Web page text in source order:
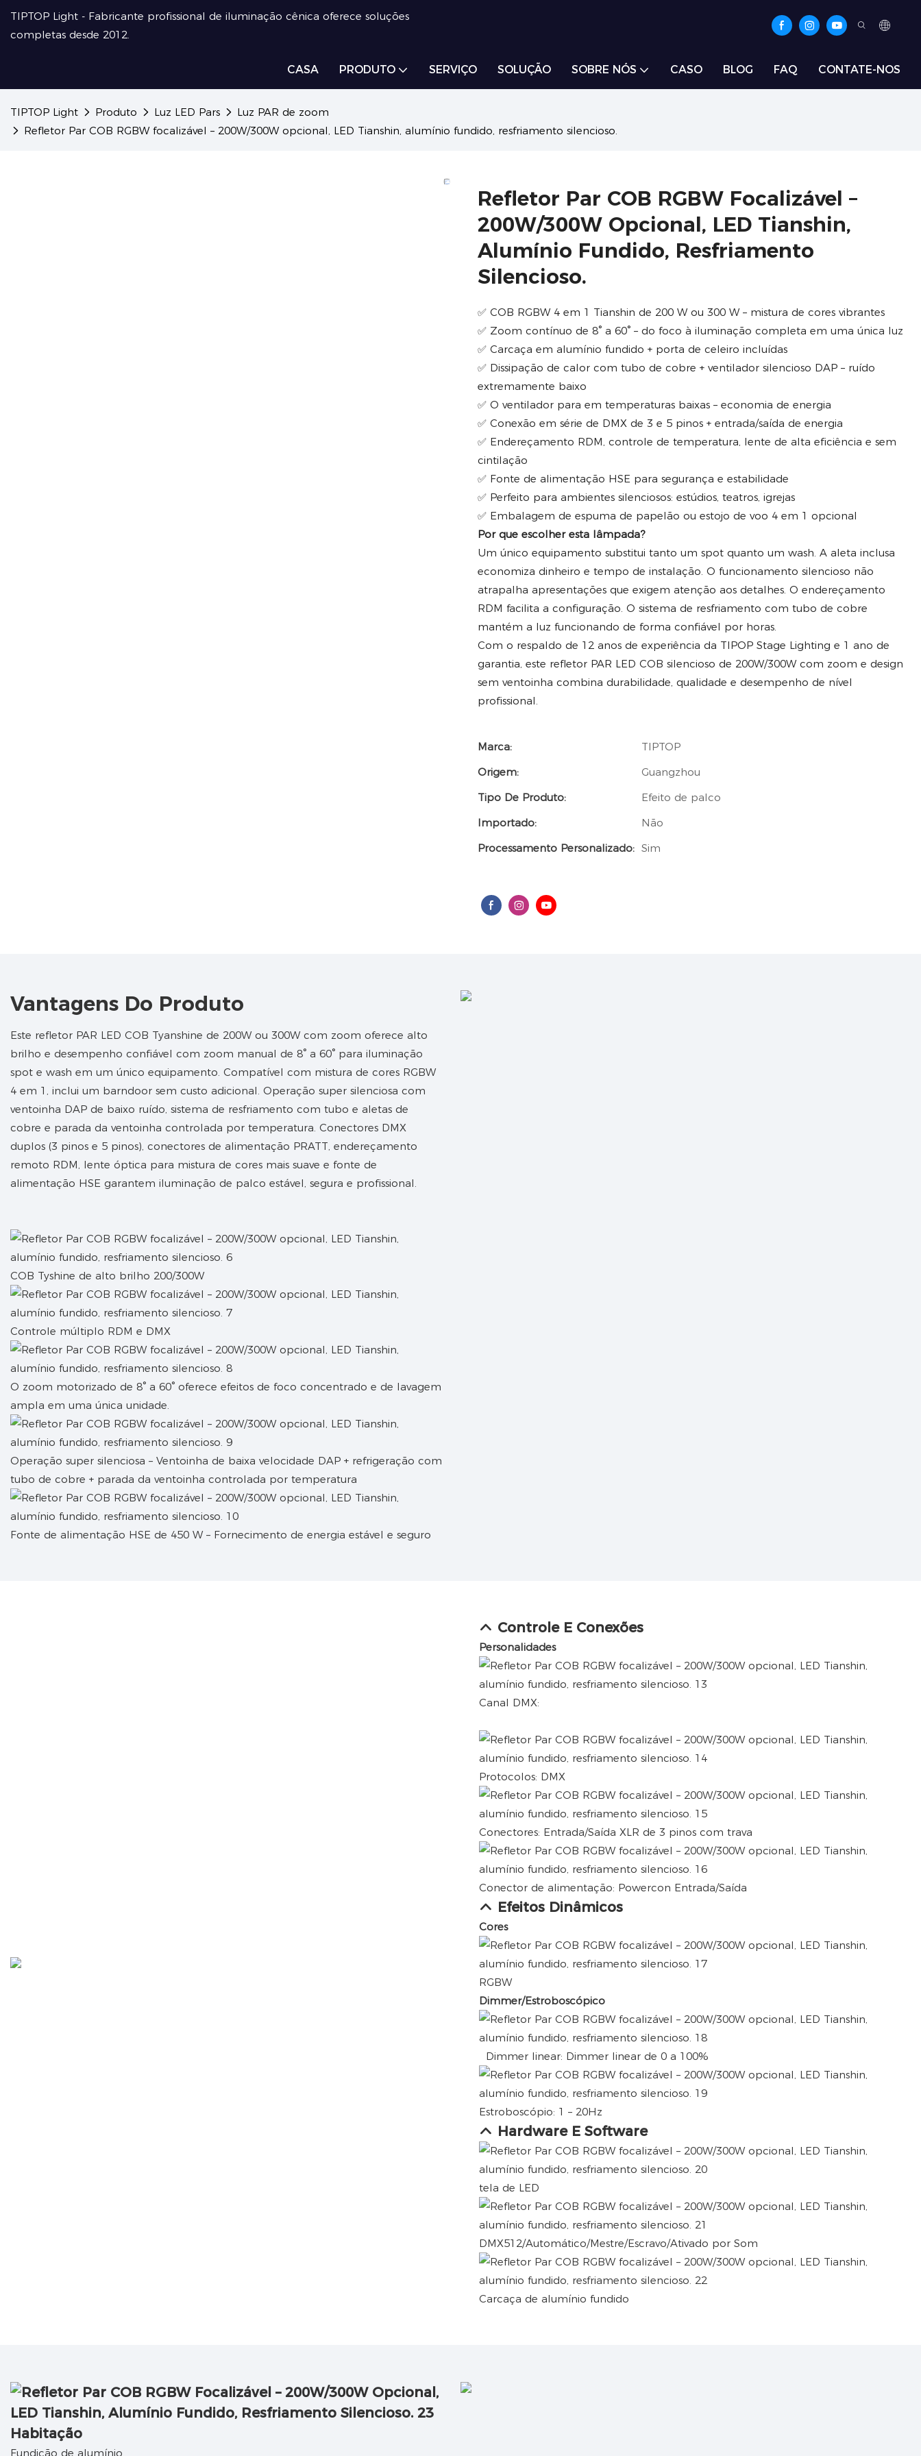
TIPTOP Light - Fabricante profissional de iluminação cênica oferece soluções
completas desde 2012.
CASA PRODUTO SERVIÇO SOLUÇÃO SOBRE NÓS CASO BLOG FAQ CONTATE-NOS
TIPTOP Light Produto Luz LED Pars
Luz PAR de zoom
Refletor Par COB RGBW focalizável – 200W/300W opcional, LED Tianshin, alumínio fundido, resfriamento silencioso.
Refletor Par COB RGBW Focalizável –
200W/300W Opcional, LED Tianshin,
Alumínio Fundido, Resfriamento
Silencioso.
✅ COB RGBW 4 em 1 Tianshin de 200 W ou 300 W – mistura de cores vibrantes
✅ Zoom contínuo de 8° a 60° – do foco à iluminação completa em uma única luz
✅ Carcaça em alumínio fundido + porta de celeiro incluídas
✅ Dissipação de calor com tubo de cobre + ventilador silencioso DAP – ruído
extremamente baixo
✅ O ventilador para em temperaturas baixas – economia de energia
✅ Conexão em série de DMX de 3 e 5 pinos + entrada/saída de energia
✅ Endereçamento RDM, controle de temperatura, lente de alta eficiência e sem
cintilação
✅ Fonte de alimentação HSE para segurança e estabilidade
✅ Perfeito para ambientes silenciosos: estúdios, teatros, igrejas
✅ Embalagem de espuma de papelão ou estojo de voo 4 em 1 opcional
Por que escolher esta lâmpada?
Um único equipamento substitui tanto um spot quanto um wash. A aleta inclusa
economiza dinheiro e tempo de instalação. O funcionamento silencioso não
atrapalha apresentações que exigem atenção aos detalhes. O endereçamento
RDM facilita a configuração. O sistema de resfriamento com tubo de cobre
mantém a luz funcionando de forma confiável por horas.
Com o respaldo de 12 anos de experiência da TIPOP Stage Lighting e 1 ano de
garantia, este refletor PAR LED COB silencioso de 200W/300W com zoom e design
sem ventoinha combina durabilidade, qualidade e desempenho de nível
profissional.
Marca:
TIPTOP
Origem:
Guangzhou
Tipo De Produto:
Efeito de palco
Importado:
Não
Processamento Personalizado: Sim
Vantagens Do Produto
Este refletor PAR LED COB Tyanshine de 200W ou 300W com zoom oferece alto
brilho e desempenho confiável com zoom manual de 8° a 60° para iluminação
spot e wash em um único equipamento. Compatível com mistura de cores RGBW
4 em 1, inclui um barndoor sem custo adicional. Operação super silenciosa com
ventoinha DAP de baixo ruído, sistema de resfriamento com tubo e aletas de
cobre e parada da ventoinha controlada por temperatura. Conectores DMX
duplos (3 pinos e 5 pinos), conectores de alimentação PRATT, endereçamento
remoto RDM, lente óptica para mistura de cores mais suave e fonte de
alimentação HSE garantem iluminação de palco estável, segura e profissional.
COB Tyshine de alto brilho 200/300W
Controle múltiplo RDM e DMX
O zoom motorizado de 8° a 60° oferece efeitos de foco concentrado e de lavagem
ampla em uma única unidade.
Operação super silenciosa – Ventoinha de baixa velocidade DAP + refrigeração com
tubo de cobre + parada da ventoinha controlada por temperatura
Fonte de alimentação HSE de 450 W – Fornecimento de energia estável e seguro
Controle E Conexões
Personalidades
Canal DMX:
Protocolos: DMX
Conectores: Entrada/Saída XLR de 3 pinos com trava
Conector de alimentação: Powercon Entrada/Saída
Efeitos Dinâmicos
Cores
RGBW
Dimmer/Estroboscópico
Dimmer linear: Dimmer linear de 0 a 100%
Estroboscópio: 1 – 20Hz
Hardware E Software
tela de LED
DMX512/Automático/Mestre/Escravo/Ativado por Som
Carcaça de alumínio fundido
Habitação
Fundição de alumínio